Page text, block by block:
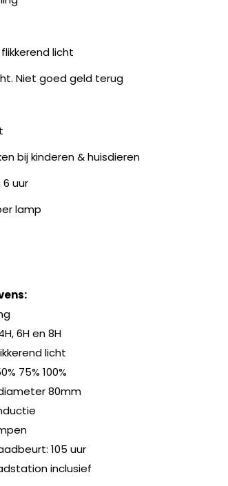
licht
Niet goed geld terug
bij kinderen & huisdieren
uur
lamp
6H en 8H
licht
75% 100%
80mm
105 uur
inclusief